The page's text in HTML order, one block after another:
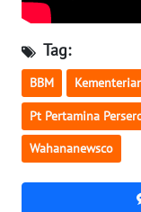
Tag:
BBM
Pt Pertamina
Wahananewsco
NTB
WN
SULTENG